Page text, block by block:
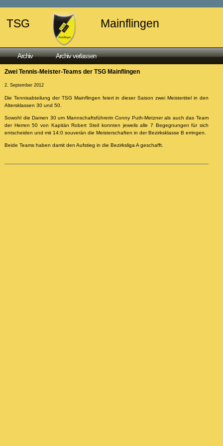
TSG Mainflingen
Archiv Archiv verlassen
Zwei Tennis-Meister-Teams der TSG Mainflingen
2. September 2012
Die Tennisabteilung der TSG Mainflingen feiert in dieser Saison zwei Meistertitel in den
Altersklassen 30 und 50.
Sowohl die Damen 30 um Mannschaftsführerin Conny Puth-Metzner als auch das Team
der Herren 50 von Kapitän Robert Steil konnten jeweils alle 7 Begegnungen für sich
entscheiden und mit 14:0 souverän die Meisterschaften in der Bezirksklasse B erringen.
Beide Teams haben damit den Aufstieg in die Bezirksliga A geschafft.